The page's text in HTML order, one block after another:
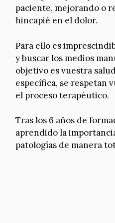
paciente, mejorando o
hincapié en el dolor.
Para ello es
y buscar los medios
objetivo es vuestra
específica, se respetan
el proceso terapéutico.
Tras los 6 años de
aprendido la
patologías de manera